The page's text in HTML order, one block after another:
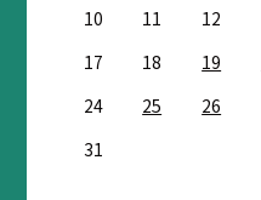
10
11 12
17
18 19
24
25 26
31